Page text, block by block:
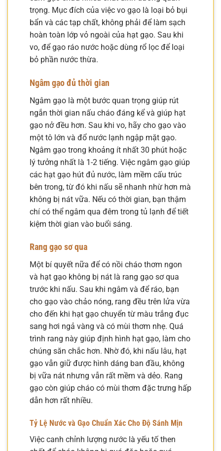
trọng. Mục đích của việc vo gạo là loại bỏ bụi
bẩn và các tạp chất, không phải để làm sạch
hoàn toàn lớp vỏ ngoài của hạt gạo. Sau khi
vo, để gạo ráo nước hoặc dùng rổ lọc để loại
bỏ phần nước thừa.
Ngâm gạo đủ thời gian
Ngâm gạo là một bước quan trọng giúp rút
ngắn thời gian nấu cháo đáng kể và giúp hạt
gạo nở đều hơn. Sau khi vo, hãy cho gạo vào
một tô lớn và đổ nước lạnh ngập mặt gạo.
Ngâm gạo trong khoảng ít nhất 30 phút hoặc
lý tưởng nhất là 1-2 tiếng. Việc ngâm gạo giúp
các hạt gạo hút đủ nước, làm mềm cấu trúc
bên trong, từ đó khi nấu sẽ nhanh nhừ hơn mà
không bị nát vữa. Nếu có thời gian, bạn thậm
chí có thể ngâm qua đêm trong tủ lạnh để tiết
kiệm thời gian vào buổi sáng.
Rang gạo sơ qua
Một bí quyết nữa để có nồi cháo thơm ngon
và hạt gạo không bị nát là rang gạo sơ qua
trước khi nấu. Sau khi ngâm và để ráo, bạn
cho gạo vào chảo nóng, rang đều trên lửa vừa
cho đến khi hạt gạo chuyển từ màu trắng đục
sang hơi ngả vàng và có mùi thơm nhẹ. Quá
trình rang này giúp định hình hạt gạo, làm cho
chúng săn chắc hơn. Nhờ đó, khi nấu lâu, hạt
gạo vẫn giữ được hình dáng ban đầu, không
bị vữa nát nhưng vẫn rất mềm và dẻo. Rang
gạo còn giúp cháo có mùi thơm đặc trưng hấp
dẫn hơn rất nhiều.
Tỷ Lệ Nước và Gạo Chuẩn Xác Cho Độ Sánh Mịn
Việc canh chỉnh lượng nước là yếu tố then